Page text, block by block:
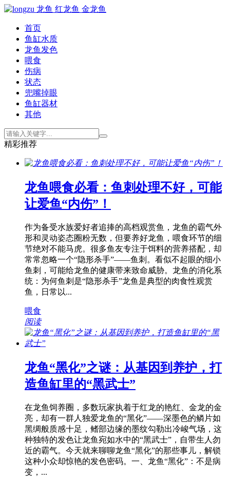
首页
鱼缸水质
龙鱼发色
喂食
伤病
状态
兜嘴掉眼
鱼缸器材
其他
精彩推荐
龙鱼喂食必看：鱼刺处理不好，可能
让爱鱼“内伤”！
作为备受水族爱好者追捧的高档观赏鱼，龙鱼的霸气外
形和灵动姿态圈粉无数，但要养好龙鱼，喂食环节的细
节绝对不能马虎。很多鱼友专注于饵料的营养搭配，却
常常忽略一个“隐形杀手”——鱼刺。看似不起眼的细小
鱼刺，可能给龙鱼的健康带来致命威胁。龙鱼的消化系
统：为何鱼刺是“隐形杀手”龙鱼是典型的肉食性观赏
鱼，日常以...
喂食
阅读
龙鱼“黑化”之谜：从基因到养护，打
造鱼缸里的“黑武士”
在龙鱼饲养圈，多数玩家执着于红龙的艳红、金龙的金
亮，却有一群人独爱龙鱼的“黑化”——深墨色的鳞片如
黑绸般质感十足，鳍部边缘的墨纹勾勒出冷峻气场，这
种独特的发色让龙鱼宛如水中的“黑武士”，自带生人勿
近的霸气。今天就来聊聊龙鱼“黑化”的那些事儿，解锁
这种小众却惊艳的发色密码。一、龙鱼“黑化”：不是病
变，...